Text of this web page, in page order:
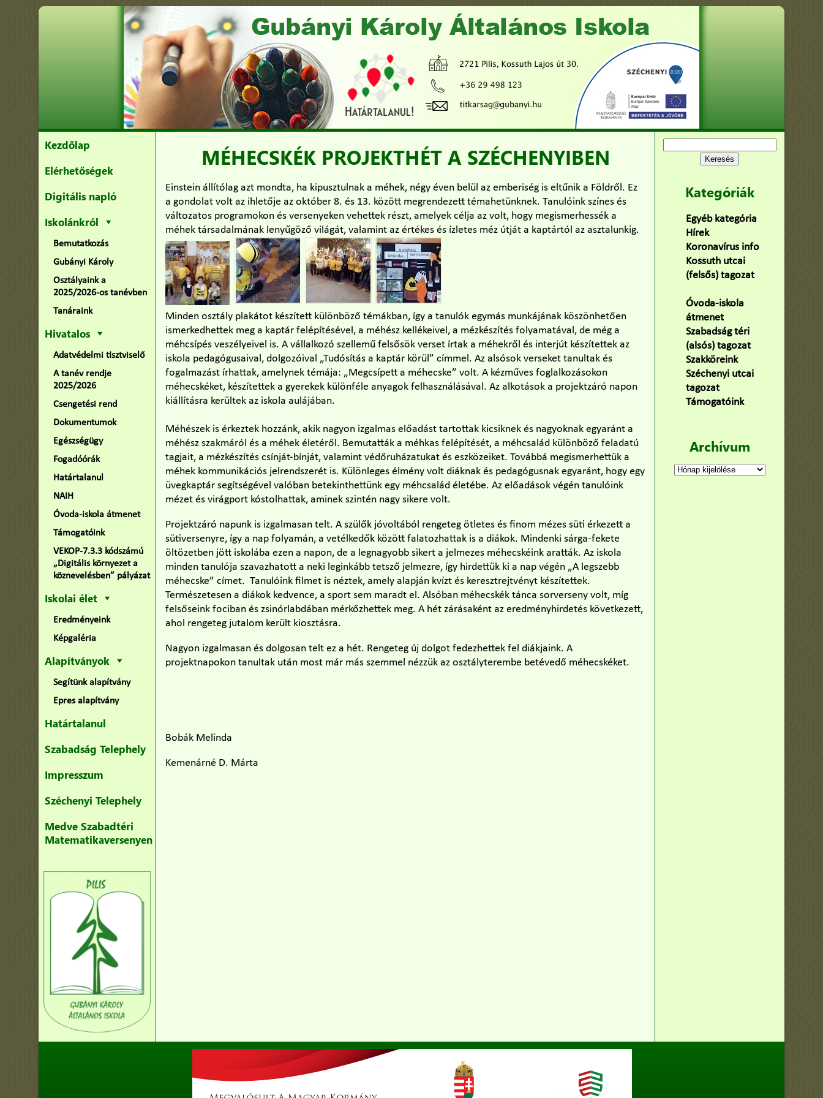
Kezdőlap
Elérhetőségek
Digitális napló
Iskolánkról
Bemutatkozás
Gubányi Károly
Osztályaink a
2025/2026-os tanévben
Tanáraink
Hivatalos
Adatvédelmi tisztviselő
A tanév rendje
2025/2026
Csengetési rend
Dokumentumok
Egészségügy
Fogadóórák
Határtalanul
NAIH
Óvoda-iskola átmenet
Támogatóink
VEKOP-7.3.3 kódszámú
„Digitális környezet a
köznevelésben” pályázat
Iskolai élet
Eredményeink
Képgaléria
Alapítványok
Segítünk alapítvány
Epres alapítvány
Határtalanul
Szabadság Telephely
Impresszum
Széchenyi Telephely
Medve Szabadtéri
Matematikaversenyen
MÉHECSKÉK PROJEKTHÉT A SZÉCHENYIBEN
Einstein állítólag azt mondta, ha kipusztulnak a méhek, négy éven belül az emberiség is eltűnik a Földről. Ez
a gondolat volt az ihletője az október 8. és 13. között megrendezett témahetünknek. Tanulóink színes és
változatos programokon és versenyeken vehettek részt, amelyek célja az volt, hogy megismerhessék a
méhek társadalmának lenyűgöző világát, valamint az értékes és ízletes méz útját a kaptártól az asztalunkig.
Minden osztály plakátot készített különböző témákban, így a tanulók egymás munkájának köszönhetően
ismerkedhettek meg a kaptár felépítésével, a méhész kellékeivel, a mézkészítés folyamatával, de még a
méhcsípés veszélyeivel is. A vállalkozó szellemű felsősök verset írtak a méhekről és interjút készítettek az
iskola pedagógusaival, dolgozóival „Tudósítás a kaptár körül” címmel. Az alsósok verseket tanultak és
fogalmazást írhattak, amelynek témája: „Megcsípett a méhecske” volt. A kézműves foglalkozásokon
méhecskéket, készítettek a gyerekek különféle anyagok felhasználásával. Az alkotások a projektzáró napon
kiállításra kerültek az iskola aulájában.
Méhészek is érkeztek hozzánk, akik nagyon izgalmas előadást tartottak kicsiknek és nagyoknak egyaránt a
méhész szakmáról és a méhek életéről. Bemutatták a méhkas felépítését, a méhcsalád különböző feladatú
tagjait, a mézkészítés csínját-bínját, valamint védőruházatukat és eszközeiket. Továbbá megismerhettük a
méhek kommunikációs jelrendszerét is. Különleges élmény volt diáknak és pedagógusnak egyaránt, hogy egy
üvegkaptár segítségével valóban betekinthettünk egy méhcsalád életébe. Az előadások végén tanulóink
mézet és virágport kóstolhattak, aminek szintén nagy sikere volt.
Projektzáró napunk is izgalmasan telt. A szülők jóvoltából rengeteg ötletes és finom mézes süti érkezett a
sütiversenyre, így a nap folyamán, a vetélkedők között falatozhattak is a diákok. Mindenki sárga-fekete
öltözetben jött iskolába ezen a napon, de a legnagyobb sikert a jelmezes méhecskéink aratták. Az iskola
minden tanulója szavazhatott a neki leginkább tetsző jelmezre, így hirdettük ki a nap végén „A legszebb
méhecske” címet. Tanulóink filmet is néztek, amely alapján kvízt és keresztrejtvényt készítettek.
Természetesen a diákok kedvence, a sport sem maradt el. Alsóban méhecskék tánca sorverseny volt, míg
felsőseink fociban és zsinórlabdában mérkőzhettek meg. A hét zárásaként az eredményhirdetés következett,
ahol rengeteg jutalom került kiosztásra.
Nagyon izgalmasan és dolgosan telt ez a hét. Rengeteg új dolgot fedezhettek fel diákjaink. A
projektnapokon tanultak után most már más szemmel nézzük az osztályterembe betévedő méhecskéket.
Bobák Melinda
Kemenárné D. Márta
Kategóriák
Egyéb kategória
Hírek(478)
Koronavírus info(2)
Kossuth utcai
(felsős) tagozat
Óvoda-iskola
átmenet(22)
Szabadság téri
(alsós) tagozat(160)
Szakköreink(3)
Széchenyi utcai
tagozat(141)
Támogatóink(9)
Archívum
Archívum